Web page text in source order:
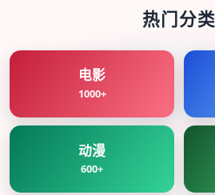
热门分类
电影
1000+
动漫
600+